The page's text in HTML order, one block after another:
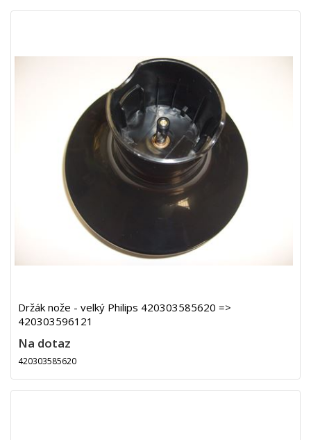
Držák nože - velký Philips 420303585620 =>
420303596121
Na dotaz
420303585620